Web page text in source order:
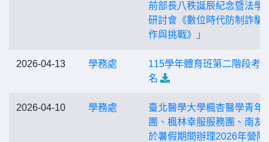
前部長八秩誕辰紀念暨法學
研討會《數位時代防制詐騙
作與挑戰》」
2026-04-13 學務處
115學年體育班第二階段考
名
2026-04-10 學務處
臺北醫學大學楓杏醫學青年
團、楓林幸服服務團、南友
於暑假期間辦理2026年營隊